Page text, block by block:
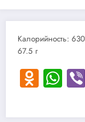
Калорийность:
67.5 г